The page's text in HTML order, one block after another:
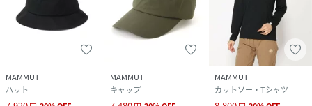
MAMMUT
ハット
MAMMUT
キャップ
MAMMUT
カットソー・Tシャツ